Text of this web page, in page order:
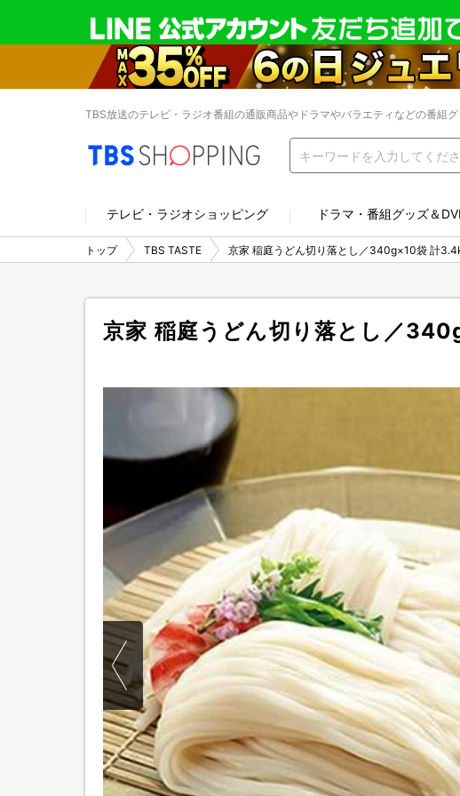
TBS放送のテレビ・ラジオ番組の通販商品やドラマやバラエティなどの番組
テレビ・ラジオショッピング ドラマ・番組グッズ＆
トップ TBS TASTE 京家 稲庭うどん切り落とし／340g×10袋 計
京家 稲庭うどん切り落とし／